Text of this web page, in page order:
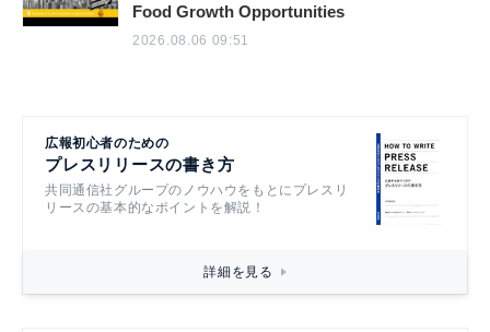
Food Growth Opportunities
2026.08.06 09:51
広報初心者のための
プレスリリースの書き方
共同通信社グループのノウハウをもとにプレスリ
リースの基本的なポイントを解説！
詳細を見る